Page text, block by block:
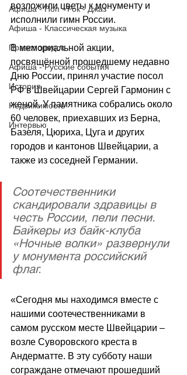
Афиша - Поп - Рок - Джаз
Афиша - Классическая музыка
Правопорядок
Афиша - Русские события
История
Недвижимость
Интервью
возложили цветы к монументу и
исполнили гимн России.
В мемориальной акции,
посвящённой прошедшему недавно
Дню России, принял участие посол
РФ в Швейцарии Сергей Гармонин с
женой. У памятника собрались около
60 человек, приехавших из Берна,
Базеля, Цюриха, Цуга и других
городов и кантонов Швейцарии, а
также из соседней Германии.
Соотечественники
скандировали здравицы в
честь России, пели песни.
Байкеры из байк-клуба
«Ночные волки» развернули
у монумента российский
флаг.
«Сегодня мы находимся вместе с
нашими соотечественниками в
самом русском месте Швейцарии –
возле Суворовского креста в
Андерматте. В эту субботу наши
сограждане отмечают прошедший